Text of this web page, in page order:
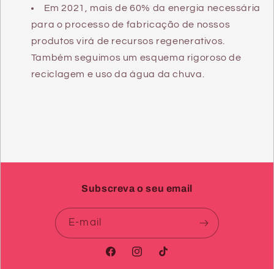
Em 2021, mais de 60% da energia necessária
para o processo de fabricação de nossos
produtos virá de recursos regenerativos.
Também seguimos um esquema rigoroso de
reciclagem e uso da água da chuva.
Subscreva o seu email
E-mail
FacebookInstagram
TikTok